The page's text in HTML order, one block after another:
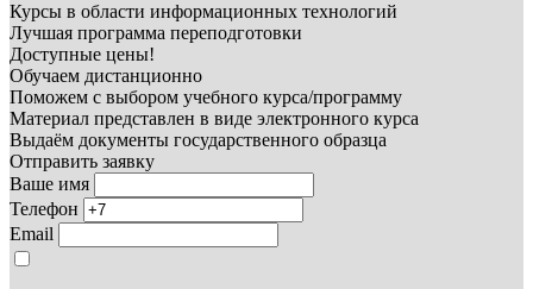
Курсы в области информационных технологий
Лучшая программа переподготовки
Доступные цены!
Обучаем дистанционно
Поможем с выбором учебного курса/программу
Материал представлен в виде электронного курса
Выдаём документы государственного образца
Отправить заявку
Ваше имя
Телефон
Email